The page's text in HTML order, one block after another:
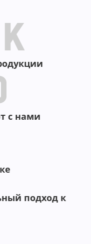
с нами
подход к